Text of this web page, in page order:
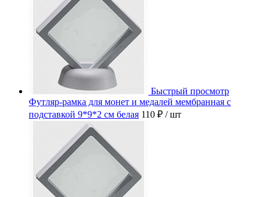
Быстрый просмотр
Футляр-рамка для монет и медалей мембранная с
подставкой 9*9*2 см белая 110 ₽ / шт